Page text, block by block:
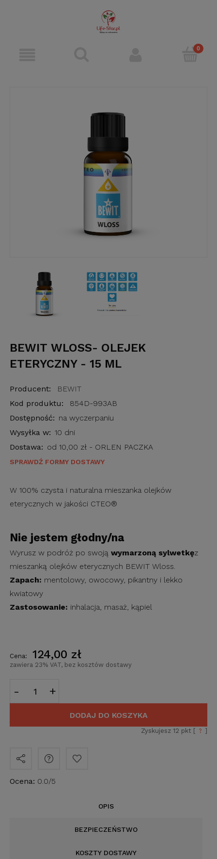
BEWIT WLOSS- OLEJEK
ETERYCZNY - 15 ML
Producent:
BEWIT
Kod produktu:
854D-993AB
Dostępność: na wyczerpaniu
Wysyłka w: 10 dni
Dostawa: od 10,00 zł - ORLEN PACZKA
SPRAWDŹ FORMY DOSTAWY
W 100% czysta i naturalna mieszanka olejków
eterycznych w jakości CTEO®
Nie jestem głodny/na
Wyrusz w podróż po swoją wymarzoną sylwetkęz
mieszanką olejków eterycznych BEWIT Wloss.
Zapach: mentolowy, owocowy, pikantny i lekko
kwiatowy
Zastosowanie: inhalacja, masaż, kąpiel
Cena: 124,00 zł
zawiera 23% VAT, bez kosztów dostawy
- +
DODAJ DO KOSZYKA
Zyskujesz 12 pkt [ ? ]
Ocena: 0.0/5
OPIS
BEZPIECZEŃSTWO
KOSZTY DOSTAWY